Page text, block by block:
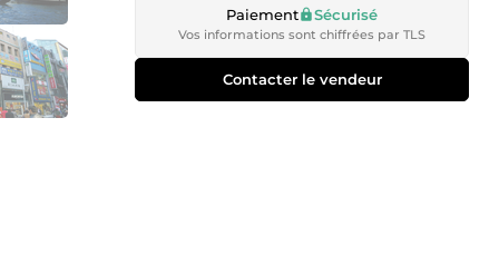
Paiement Sécurisé
Vos informations sont chiffrées par TLS
Contacter le vendeur